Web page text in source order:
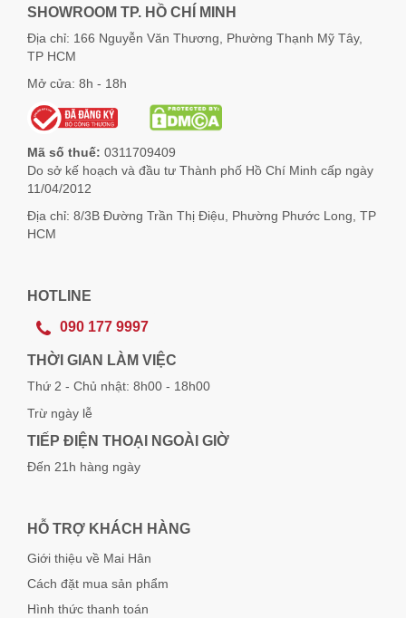
SHOWROOM TP. HỒ CHÍ MINH
Địa chỉ: 166 Nguyễn Văn Thương, Phường Thạnh Mỹ Tây,
TP HCM
Mở cửa: 8h - 18h
Mã số thuế: 0311709409
Do sở kế hoạch và đầu tư Thành phố Hồ Chí Minh cấp ngày
11/04/2012
Địa chỉ: 8/3B Đường Trần Thị Điệu, Phường Phước Long, TP
HCM
HOTLINE
090 177 9997
THỜI GIAN LÀM VIỆC
Thứ 2 - Chủ nhật: 8h00 - 18h00
Trừ ngày lễ
TIẾP ĐIỆN THOẠI NGOÀI GIỜ
Đến 21h hàng ngày
HỖ TRỢ KHÁCH HÀNG
Giới thiệu về Mai Hân
Cách đặt mua sản phẩm
Hình thức thanh toán